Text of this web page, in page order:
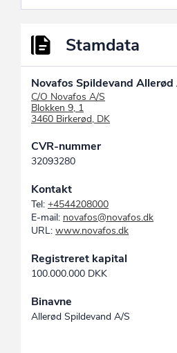
Stamdata
Novafos Spildevand Allerød
C/O Novafos A/S
Blokken 9, 1
3460 Birkerød, DK
CVR-nummer
32093280
Kontakt
Tel: +4544208000
E-mail: novafos@novafos.dk
URL: www.novafos.dk
Registreret kapital
100.000.000 DKK
Binavne
Allerød Spildevand A/S